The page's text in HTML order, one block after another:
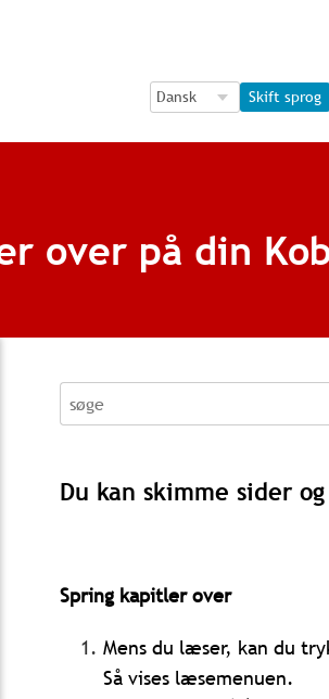
Language Selection
Language Selection
Skift sprog
over på din
søge
Du kan skimme sider
Spring kapitler over
Mens du læser, kan du
Så vises læsemenuen.